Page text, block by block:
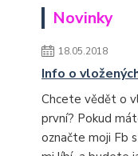
Novinky
18.05.2018
Info o
Chcete vědět o
první? Pokud
označte moji Fb